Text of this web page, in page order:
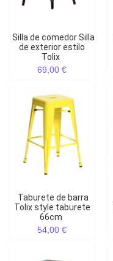
Silla de comedor Silla
de exterior estilo
Tolix
69,00 €
Taburete de barra
Tolix style taburete
66cm
54,00 €